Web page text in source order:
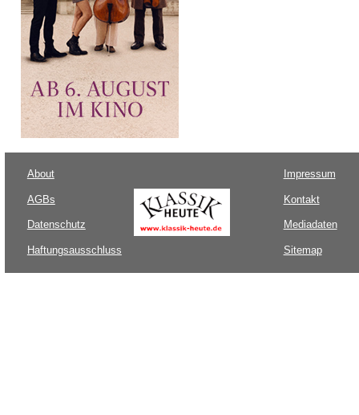
About
AGBs
Datenschutz
Haftungsausschluss
Impressum
Kontakt
Mediadaten
Sitemap